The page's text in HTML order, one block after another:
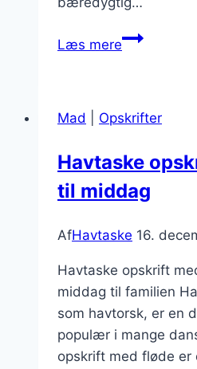
Læs mereHavtaske
sund
Mad Opskrifter
Havtaske
til middag
AfHavtaske 16.
Havtaske opskrift
middag til familien
som havtorsk, er en
populær i mange
opskrift med fløde er